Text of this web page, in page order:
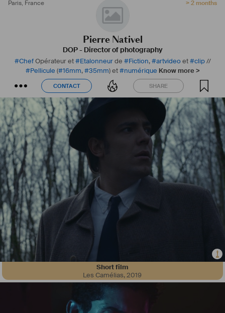
Paris, France > 2 months
Pierre Nativel
DOP - Director of photography
#ChefOpérateur et#Etalonneurde #Fiction,#artvideoet#clip//
#Pellicule (#16mm,#35mm) et#numérique Know more >
CONTACT SHARE
CONTACT SHARE
Short film
Les Camélias,2019